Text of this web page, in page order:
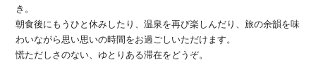
き。
朝食後にもうひと休みしたり、温泉を再び楽しんだり、旅の余韻を味
わいながら思い思いの時間をお過ごしいただけます。
慌ただしさのない、ゆとりある滞在をどうぞ。